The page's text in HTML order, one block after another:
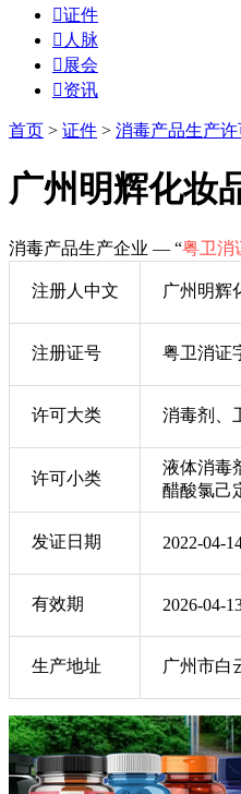
证件
 人脉
 展会
资讯
首页 > 证件 > 消毒产品生产许
广州明辉化妆
消毒产品生产企业 — “粤卫消
注册人中文 广州明辉
注册证号 粤卫消证
许可大类 消毒剂、
许可小类
液体消毒
醋酸氯己
发证日期 2022-04-
有效期 2026-04-
生产地址 广州市白